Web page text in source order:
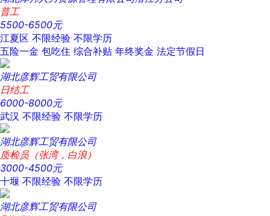
普工
5500-6500元
江夏区 不限经验 不限学历
五险一金 包吃住 综合补贴 年终奖金 法定节假日
湖北彦辉工贸有限公司
日结工
6000-8000元
武汉 不限经验 不限学历
湖北彦辉工贸有限公司
质检员（张湾，白浪）
3000-4500元
十堰 不限经验 不限学历
湖北彦辉工贸有限公司